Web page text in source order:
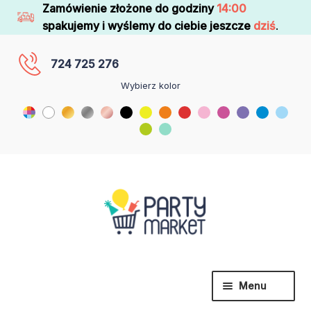
Zamówienie złożone do godziny 14:00
spakujemy i wyślemy do ciebie jeszcze dziś.
724 725 276
Wybierz kolor
Menu